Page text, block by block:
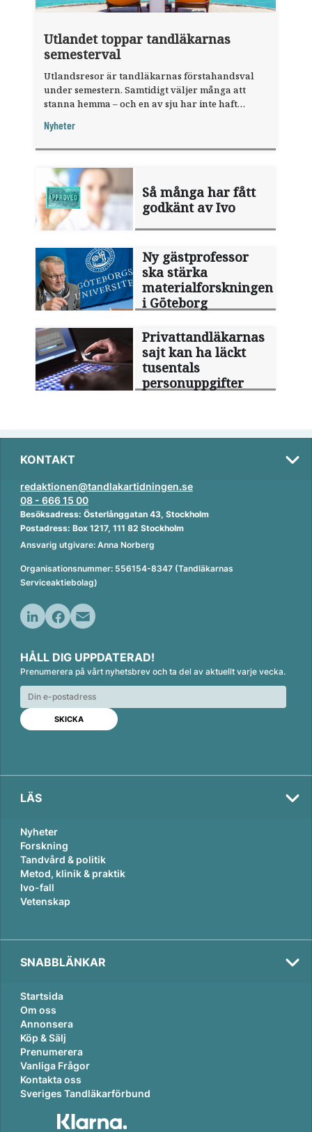
Utlandet toppar tandläkarnas
semesterval
Utlandsresor är tandläkarnas förstahandsval
under semestern. Samtidigt väljer många att
stanna hemma – och en av sju har inte haft
fråga".
Nyheter
Så många har fått
godkänt av Ivo
Ny gästprofessor
ska stärka
materialforskningen
i Göteborg
Privattandläkarnas
sajt kan ha läckt
tusentals
personuppgifter
KONTAKT
redaktionen@tandlakartidningen.se
08 - 666 15 00
Besöksadress: Österlånggatan 43, Stockholm
Postadress: Box 1217, 111 82 Stockholm
Ansvarig utgivare: Anna Norberg
Organisationsnummer: 556154-8347 (Tandläkarnas
Serviceaktiebolag)
n
k
e
d
n
c
e
b
o
o
k
a
i
l
HÅLL DIG UPPDATERAD!
Prenumerera på vårt nyhetsbrev och ta del av aktuellt varje vecka.
LÄS
Nyheter
Forskning
Tandvård & politik
Metod, klinik & praktik
Ivo-fall
Vetenskap
SNABBLÄNKAR
Startsida
Om oss
Annonsera
Köp & Sälj
Prenumerera
Vanliga Frågor
Kontakta oss
Sveriges Tandläkarförbund